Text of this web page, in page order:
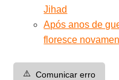
Jihad
Após anos de
floresce
⚠️ Comunicar erro